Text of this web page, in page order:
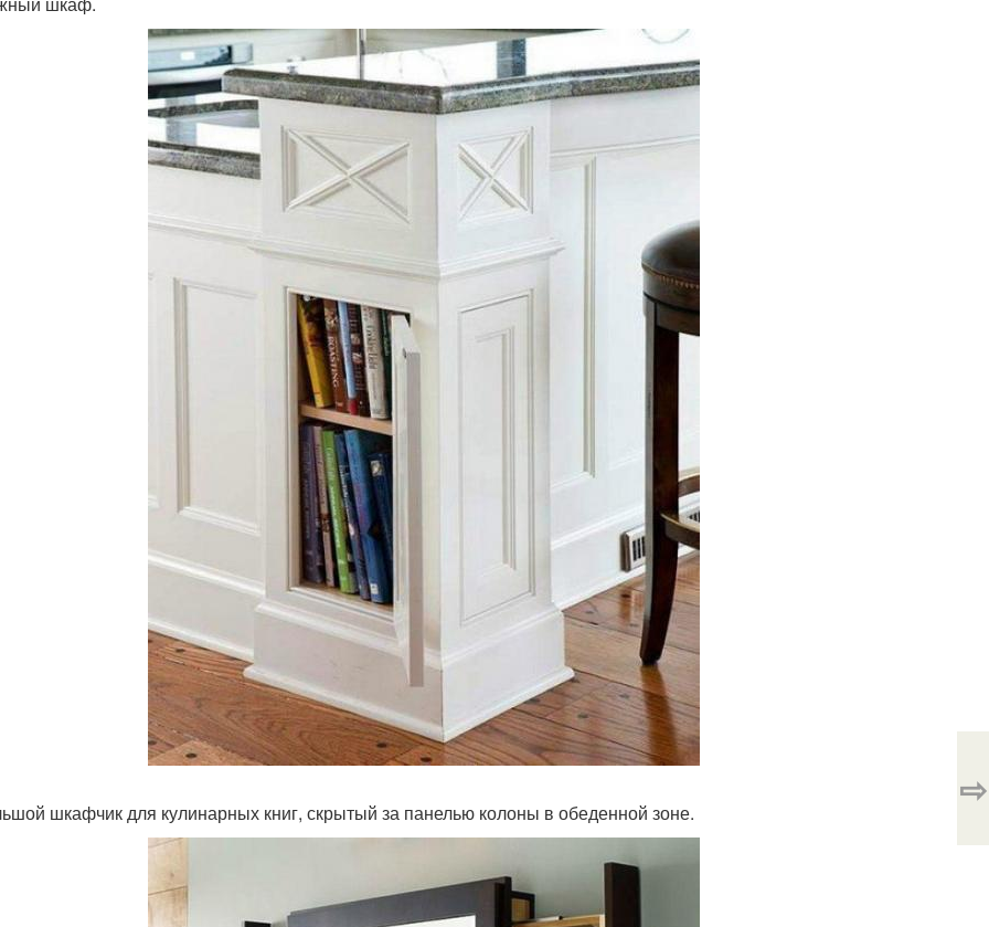
шкафчик для кулинарных книг, скрытый за панелью колоны в обеденной зоне.
⇨